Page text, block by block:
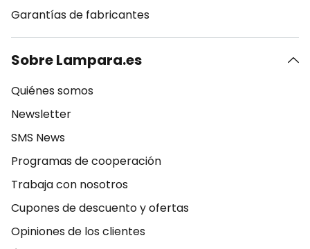
Garantías de fabricantes
Sobre Lampara.es
Quiénes somos
Newsletter
SMS News
Programas de cooperación
Trabaja con nosotros
Cupones de descuento y ofertas
Opiniones de los clientes